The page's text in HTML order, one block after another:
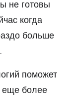
не готовы
когда
больше
поможет
еще более